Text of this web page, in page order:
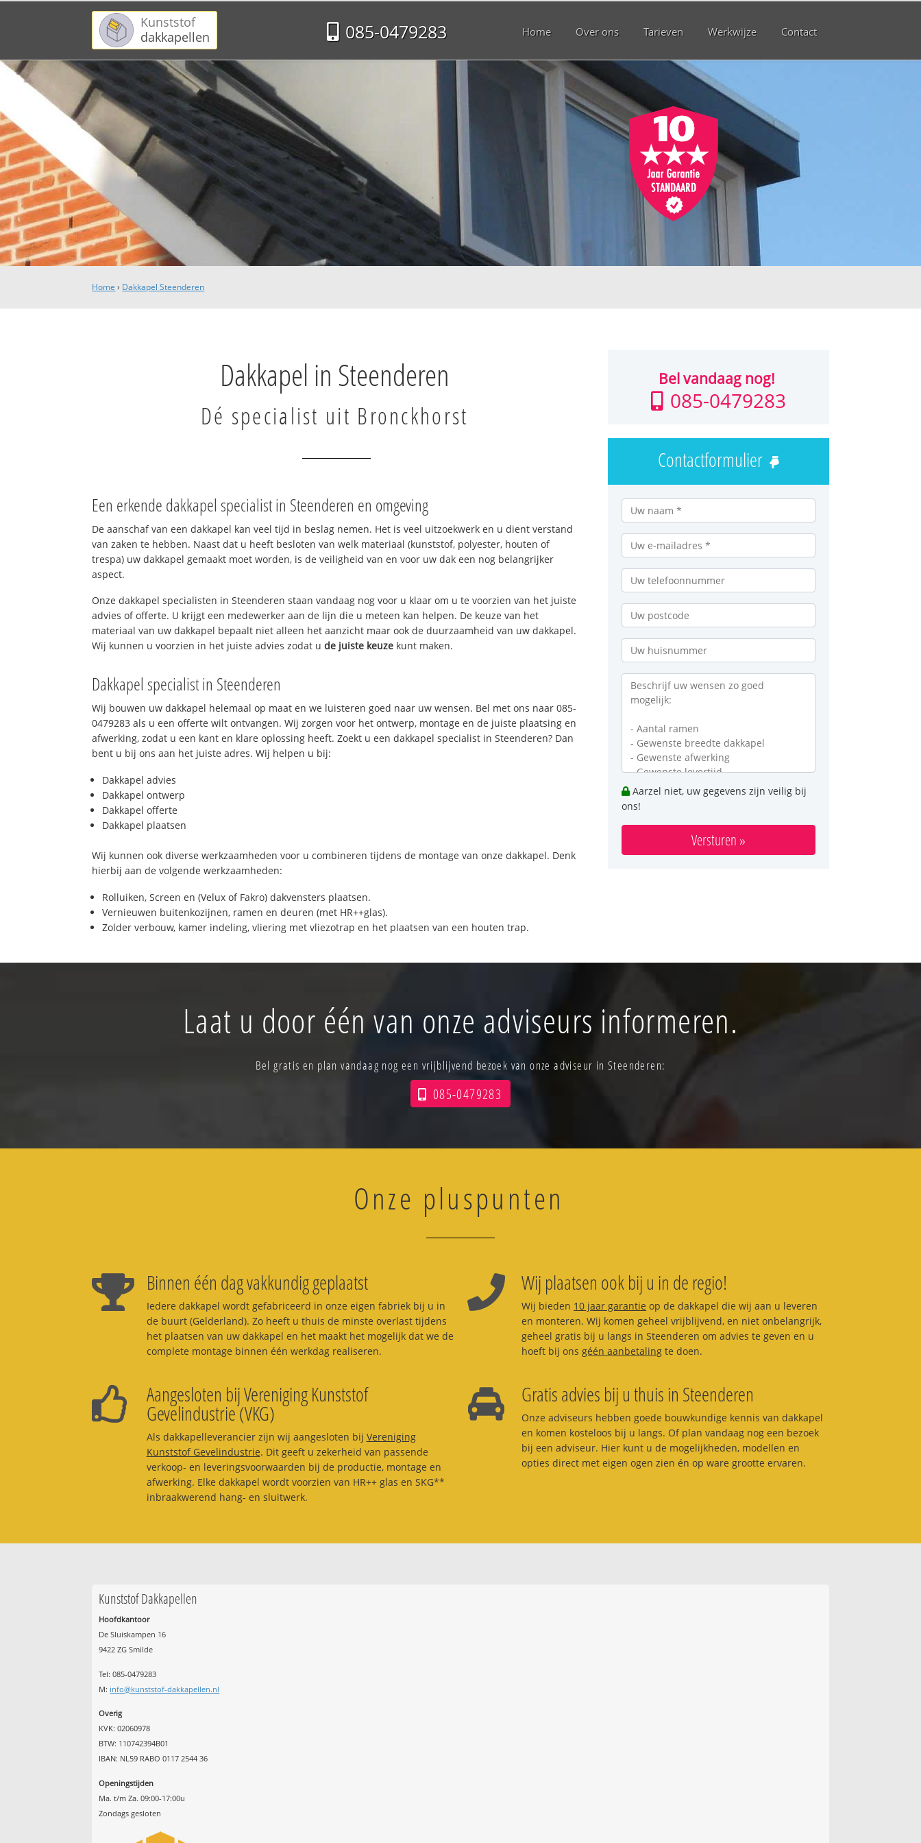
Kunststof
dakkapellen
085-0479283 Home Over ons Tarieven Werkwijze Contact
Home › Dakkapel Steenderen
Dakkapel in Steenderen
Dé specialist uit Bronckhorst
Een erkende dakkapel specialist in Steenderen en omgeving
De aanschaf van een dakkapel kan veel tijd in beslag nemen. Het is veel uitzoekwerk en u dient verstand
van zaken te hebben. Naast dat u heeft besloten van welk materiaal (kunststof, polyester, houten of
trespa) uw dakkapel gemaakt moet worden, is de veiligheid van en voor uw dak een nog belangrijker
aspect.
Onze dakkapel specialisten in Steenderen staan vandaag nog voor u klaar om u te voorzien van het juiste
advies of offerte. U krijgt een medewerker aan de lijn die u meteen kan helpen. De keuze van het
materiaal van uw dakkapel bepaalt niet alleen het aanzicht maar ook de duurzaamheid van uw dakkapel.
Wij kunnen u voorzien in het juiste advies zodat ude juiste keuze kunt maken.
Dakkapel specialist in Steenderen
Wij bouwen uw dakkapel helemaal op maat en we luisteren goed naar uw wensen. Bel met ons naar 085-
0479283 als u een offerte wilt ontvangen. Wij zorgen voor het ontwerp, montage en de juiste plaatsing en
afwerking, zodat u een kant en klare oplossing heeft. Zoekt u een dakkapel specialist in Steenderen? Dan
bent u bij ons aan het juiste adres. Wij helpen u bij:
Dakkapel advies
Dakkapel ontwerp
Dakkapel offerte
Dakkapel plaatsen
Wij kunnen ook diverse werkzaamheden voor u combineren tijdens de montage van onze dakkapel. Denk
hierbij aan de volgende werkzaamheden:
Rolluiken, Screen en (Velux of Fakro) dakvensters plaatsen.
Vernieuwen buitenkozijnen, ramen en deuren (met HR++glas).
Zolder verbouw, kamer indeling, vliering met vliezotrap en het plaatsen van een houten trap.
Bel vandaag nog!
085-0479283
Contactformulier
Aarzel niet, uw gegevens zijn veilig bij
ons!
Versturen »
Laat u door één van onze adviseurs informeren.
Bel gratis en plan vandaag nog een vrijblijvend bezoek van onze adviseur in Steenderen:
085-0479283
Onze pluspunten
Binnen één dag vakkundig geplaatst
Iedere dakkapel wordt gefabriceerd in onze eigen fabriek bij u in
de buurt (Gelderland). Zo heeft u thuis de minste overlast tijdens
het plaatsen van uw dakkapel en het maakt het mogelijk dat we de
complete montage binnen één werkdag realiseren.
Wij plaatsen ook bij u in de regio!
Wij bieden 10 jaar garantie op de dakkapel die wij aan u leveren
en monteren. Wij komen geheel vrijblijvend, en niet onbelangrijk,
geheel gratis bij u langs in Steenderen om advies te geven en u
hoeft bij ons géén aanbetaling te doen.
Aangesloten bij Vereniging Kunststof
Gevelindustrie (VKG)
Als dakkapelleverancier zijn wij aangesloten bij Vereniging
Kunststof Gevelindustrie. Dit geeft u zekerheid van passende
verkoop- en leveringsvoorwaarden bij de productie, montage en
afwerking. Elke dakkapel wordt voorzien van HR++ glas en SKG**
inbraakwerend hang- en sluitwerk.
Gratis advies bij u thuis in Steenderen
Onze adviseurs hebben goede bouwkundige kennis van dakkapel
en komen kosteloos bij u langs. Of plan vandaag nog een bezoek
bij een adviseur. Hier kunt u de mogelijkheden, modellen en
opties direct met eigen ogen zien én op ware grootte ervaren.
Kunststof Dakkapellen
Hoofdkantoor
De Sluiskampen 16
9422 ZG Smilde
Tel: 085-0479283
M: info@kunststof-dakkapellen.nl
Overig
KVK: 02060978
BTW: 110742394B01
IBAN: NL59 RABO 0117 2544 36
Openingstijden
Ma. t/m Za. 09:00-17:00u
Zondags gesloten